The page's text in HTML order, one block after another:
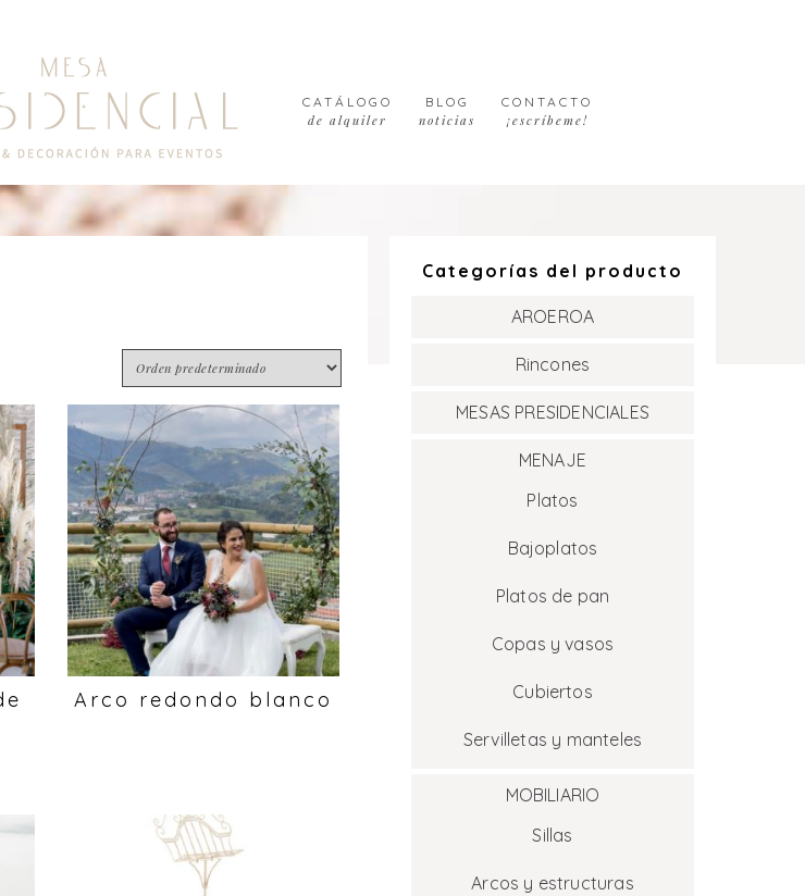
CATÁLOGO
de alquiler
BLOG
noticias
CONTACTO
¡escríbeme!
Arco redondo blanco
Categorías del producto
AROEROA
Rincones
MESAS PRESIDENCIALES
MENAJE
Platos
Bajoplatos
Platos de pan
Copas y vasos
Cubiertos
Servilletas y manteles
MOBILIARIO
Sillas
Arcos y estructuras